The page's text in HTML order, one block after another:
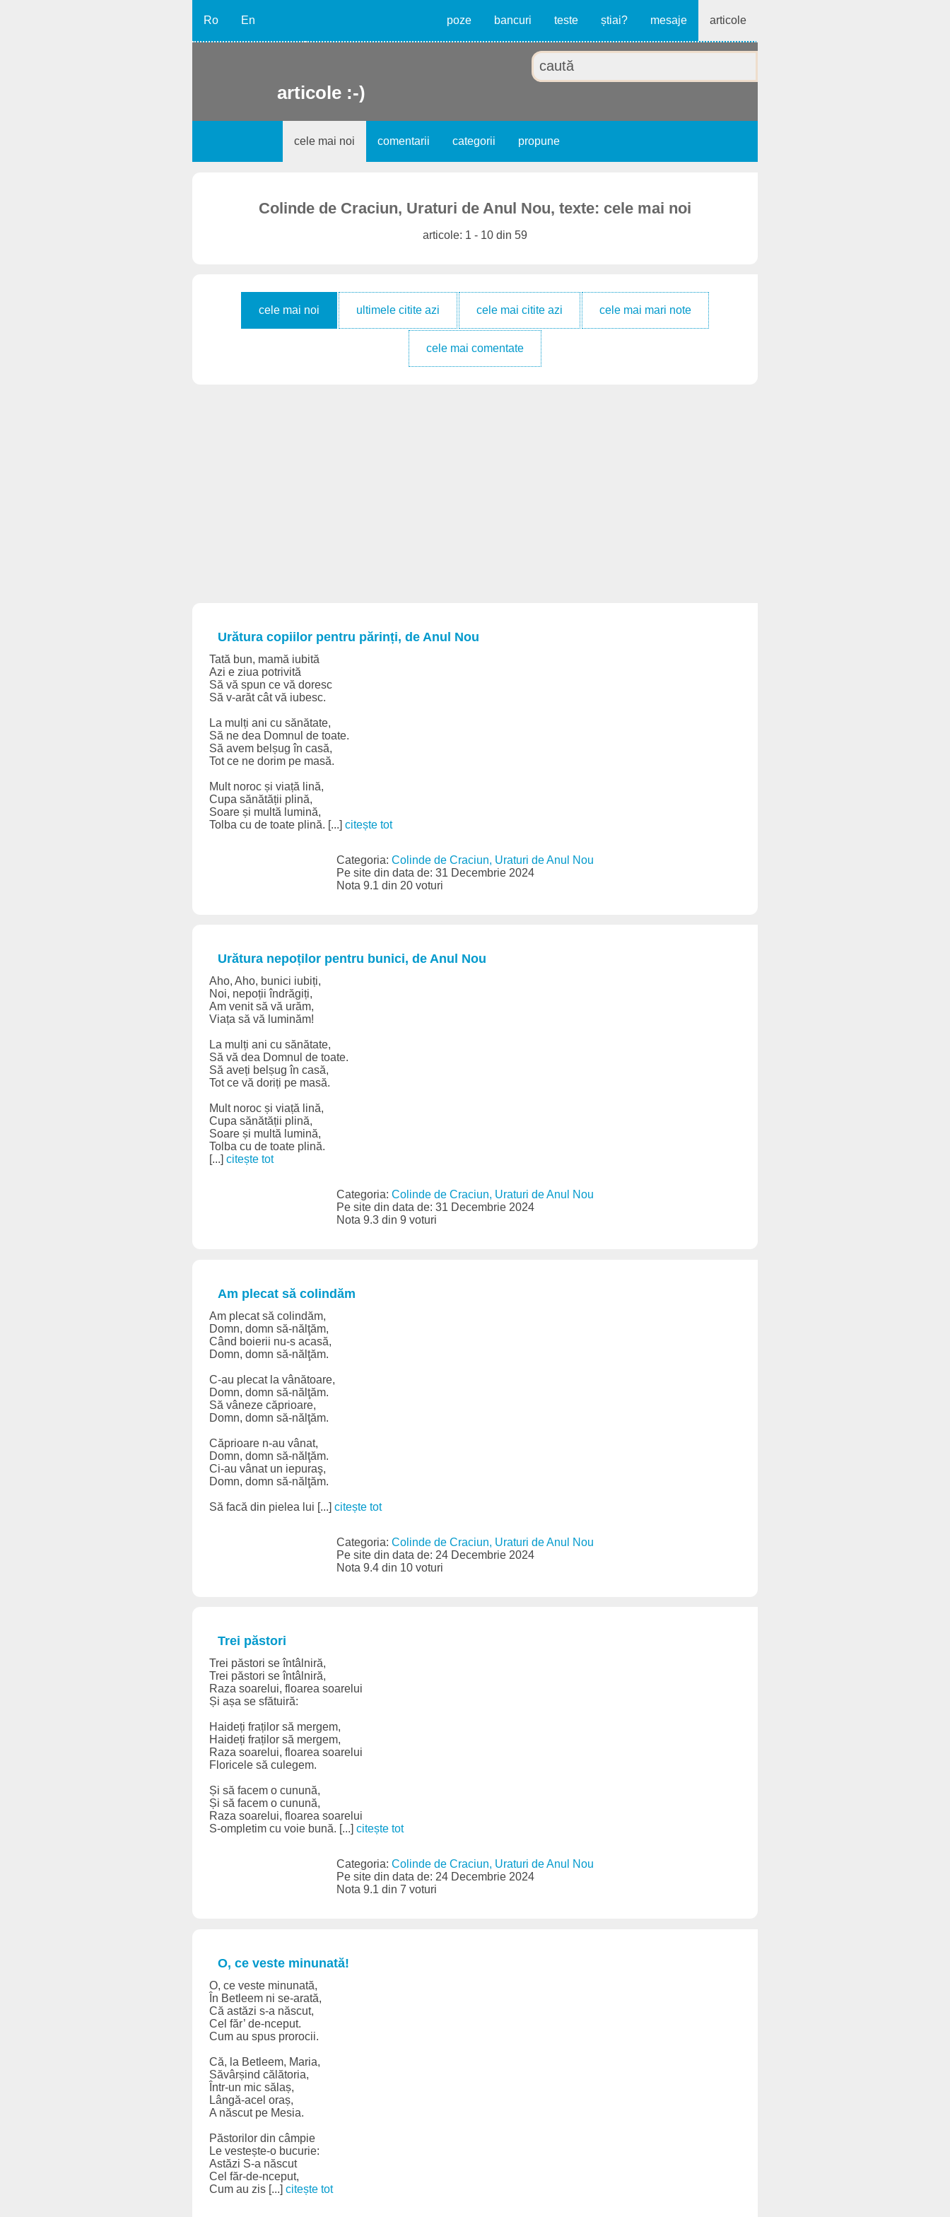
Ro En poze bancuri teste știai? mesaje articole
articole :-)
cele mai noi comentarii categorii propune
Colinde de Craciun, Uraturi de Anul Nou, texte: cele mai noi
articole: 1 - 10 din 59
cele mai noi ultimele citite azi cele mai citite azi cele mai mari note
cele mai comentate
Urătura copiilor pentru părinți, de Anul Nou
Tată bun, mamă iubită
Azi e ziua potrivită
Să vă spun ce vă doresc
Să v-arăt cât vă iubesc.
La mulți ani cu sănătate,
Să ne dea Domnul de toate.
Să avem belșug în casă,
Tot ce ne dorim pe masă.
Mult noroc și viață lină,
Cupa sănătății plină,
Soare și multă lumină,
Tolba cu de toate plină. [...] citește tot
Categoria:Colinde de Craciun, Uraturi de Anul Nou
Pe site din data de: 31 Decembrie 2024
Nota 9.1 din 20 voturi
Urătura nepoților pentru bunici, de Anul Nou
Aho, Aho, bunici iubiți,
Noi, nepoții îndrăgiți,
Am venit să vă urăm,
Viața să vă luminăm!
La mulți ani cu sănătate,
Să vă dea Domnul de toate.
Să aveți belșug în casă,
Tot ce vă doriți pe masă.
Mult noroc și viață lină,
Cupa sănătății plină,
Soare și multă lumină,
Tolba cu de toate plină.
[...] citește tot
Categoria:Colinde de Craciun, Uraturi de Anul Nou
Pe site din data de: 31 Decembrie 2024
Nota 9.3 din 9 voturi
Am plecat să colindăm
Am plecat să colindăm,
Domn, domn să-nălţăm,
Când boierii nu-s acasă,
Domn, domn să-nălţăm.
C-au plecat la vânătoare,
Domn, domn să-nălţăm.
Să vâneze căprioare,
Domn, domn să-nălţăm.
Căprioare n-au vânat,
Domn, domn să-nălţăm.
Ci-au vânat un iepuraş,
Domn, domn să-nălţăm.
Să facă din pielea lui [...] citește tot
Categoria:Colinde de Craciun, Uraturi de Anul Nou
Pe site din data de: 24 Decembrie 2024
Nota 9.4 din 10 voturi
Trei păstori
Trei păstori se întâlniră,
Trei păstori se întâlniră,
Raza soarelui, floarea soarelui
Și așa se sfătuiră:
Haideți fraților să mergem,
Haideți fraților să mergem,
Raza soarelui, floarea soarelui
Floricele să culegem.
Și să facem o cunună,
Și să facem o cunună,
Raza soarelui, floarea soarelui
S-ompletim cu voie bună. [...] citește tot
Categoria:Colinde de Craciun, Uraturi de Anul Nou
Pe site din data de: 24 Decembrie 2024
Nota 9.1 din 7 voturi
O, ce veste minunată!
O, ce veste minunată,
În Betleem ni se-arată,
Că astăzi s-a născut,
Cel făr’ de-nceput.
Cum au spus prorocii.
Că, la Betleem, Maria,
Săvârșind călătoria,
Într-un mic sălaș,
Lângă-acel oraș,
A născut pe Mesia.
Păstorilor din câmpie
Le vestește-o bucurie:
Astăzi S-a născut
Cel făr-de-nceput,
Cum au zis [...] citește tot